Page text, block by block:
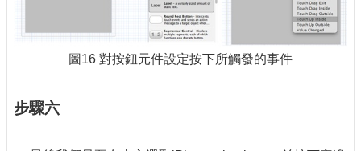
圖16 對按鈕元件設定按下所觸發的事件
步驟六